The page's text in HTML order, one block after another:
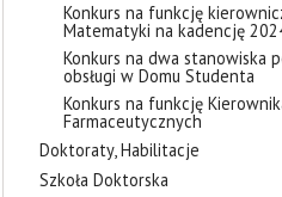
Konkurs na funkcję
Matematyki na kadencję
Konkurs na dwa stanowiska
obsługi w Domu Studenta
Konkurs na funkcję
Farmaceutycznych
Doktoraty, Habilitacje
Szkoła Doktorska